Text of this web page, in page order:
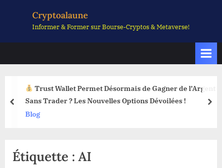
Cryptoalaune
Informer & Former sur Bourse-Cryptos & Metaverse!
Trust Wallet Permet Désormais de Gagner de l’Argent
Sans Trader ? Les Nouvelles Options Dévoilées !
Blog
prev
Étiquette : AI